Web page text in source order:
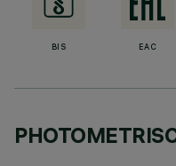
BIS EAC